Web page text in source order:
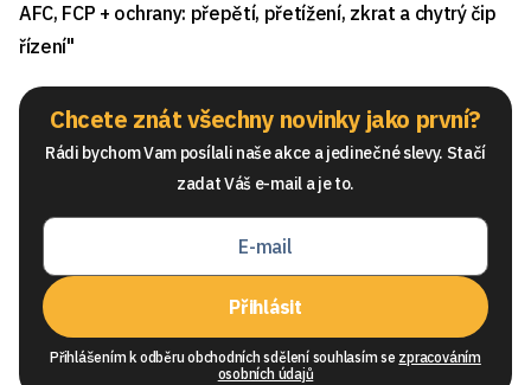
AFC, FCP + ochrany: přepětí, přetížení, zkrat a chytrý čip
řízení"
Chcete znát všechny novinky jako první?
Rádi bychom Vam posílali naše akce a jedinečné slevy. Stačí
zadat Váš e-mail a je to.
Přihlásit
Přihlášením k odběru obchodních sdělení souhlasím se zpracováním
osobních údajů